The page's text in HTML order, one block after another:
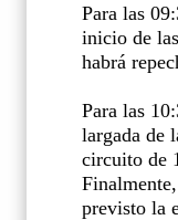
Para las
inicio de
habrá
Para las
largada de
circuito de
previsto la